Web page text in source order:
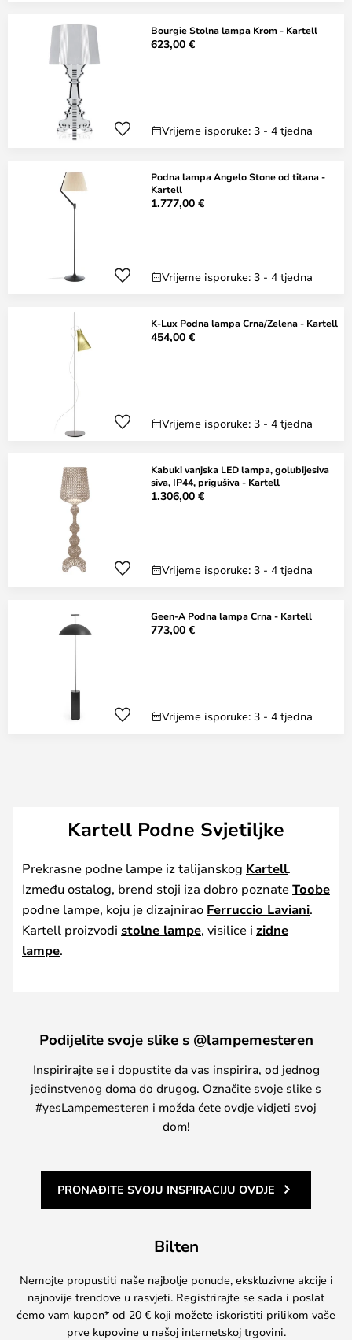
Bourgie Stolna lampa Krom - Kartell
623,00 €
Vrijeme isporuke: 3 - 4 tjedna
Podna lampa Angelo Stone od titana -
Kartell
1.777,00 €
Vrijeme isporuke: 3 - 4 tjedna
K-Lux Podna lampa Crna/Zelena - Kartell
454,00 €
Vrijeme isporuke: 3 - 4 tjedna
Kabuki vanjska LED lampa, golubijesiva
siva, IP44, prigušiva - Kartell
1.306,00 €
Vrijeme isporuke: 3 - 4 tjedna
Geen-A Podna lampa Crna - Kartell
773,00 €
Vrijeme isporuke: 3 - 4 tjedna
Kartell Podne Svjetiljke
Prekrasne podne lampe iz talijanskog Kartell.
Između ostalog, brend stoji iza dobro poznateToobe
podne lampe, koju je dizajnirao Ferruccio Laviani.
Kartell proizvodi stolne lampe, visilice i zidne
lampe.
Podijelite svoje slike s @lampemesteren
Inspirirajte se i dopustite da vas inspirira, od jednog
jedinstvenog doma do drugog. Označite svoje slike s
#yesLampemesteren i možda ćete ovdje vidjeti svoj
dom!
PRONAĐITE SVOJU INSPIRACIJU OVDJE
Bilten
Nemojte propustiti naše najbolje ponude, ekskluzivne akcije i
najnovije trendove u rasvjeti. Registrirajte se sada i poslat
ćemo vam kupon* od 20 € koji možete iskoristiti prilikom vaše
prve kupovine u našoj internetskoj trgovini.